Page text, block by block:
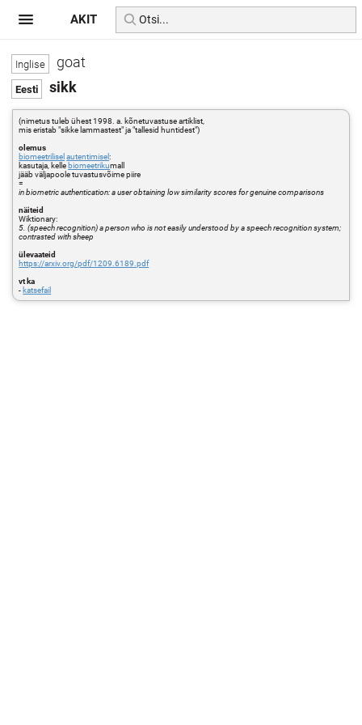
goat
sikk
(nimetus tuleb ühest 1998. a. kõnetuvastuse artiklist,
mis eristab "sikke lammastest" ja "tallesid huntidest")
olemus
biomeetrilisel autentimisel:
kasutaja, kelle biomeetrikumall
jääb väljapoole tuvastusvõime piire
=
in biometric authentication: a user obtaining low similarity scores for genuine comparisons
näiteid
Wiktionary:
5. (speech recognition) a person who is not easily understood by a speech recognition system;
contrasted with sheep
ülevaateid
https://arxiv.org/pdf/1209.6189.pdf
vt ka
- katsefail
AKIT